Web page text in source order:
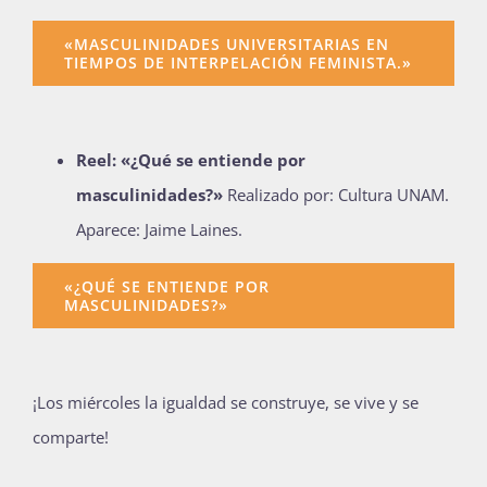
«MASCULINIDADES UNIVERSITARIAS EN
TIEMPOS DE INTERPELACIÓN FEMINISTA.»
Reel: «¿Qué se entiende por
masculinidades?» Realizado por: Cultura UNAM.
Aparece: Jaime Laines.
«¿QUÉ SE ENTIENDE POR
MASCULINIDADES?»
¡Los miércoles la igualdad se construye, se vive y se
comparte!